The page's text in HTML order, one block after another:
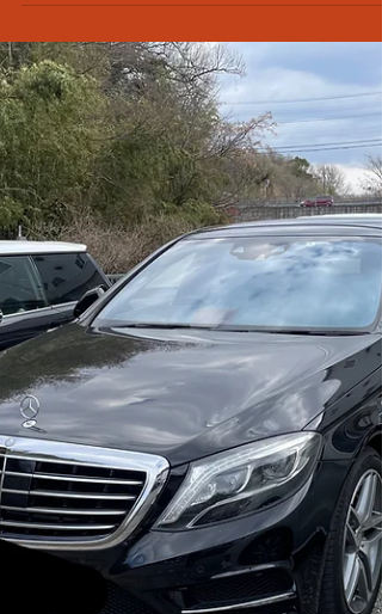
房が効かず助手席はしっかり温風がでると
う運転者泣かせの症状です。 では、診断
を進めていきます！ 診断機を接続しライブ
データを確認すると助手席側は指示値に対
てしっかり実測値が追従して変化、それに
わせて温度が上がり下がりしてます！ が、
運転席側はエラー入力があり実測値がでて
い状態で温風も出ない。。寒いです。。 実
際にエアミックスモーターの状態を確認し
す。 場所は運転席の左足横のカバーを外し
たところにあります。 動画はモーターを外
して内部のフラップを動かしているとこに
ります。 最初はこの動いてるシャフトが内
部のストッパーを通り越して固着している
態でした。 それを少し力がいりますが逆方
向にストッパーを通り越させて元の可動域
戻してあげます。 フラップを手で動かすと
吹き出し口の温度がそれに応じて変化した
で内部フラップは生きてそうです☆ 内部の
フラップストッパーがダメになってるのが